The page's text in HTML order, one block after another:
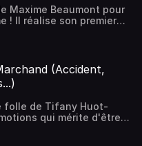
Maxime Beaumont pour
! Il réalise son premier
ans plus tard il est
international ! Pour
(Accident,
folle de Tifany Huot-
qui mérite d'être
ou à le conseiller à
Tifany mais aussi au